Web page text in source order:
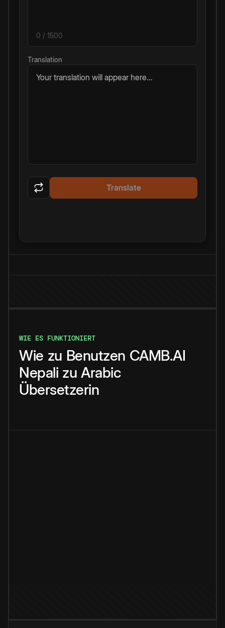
0 / 1500
Translation
Your translation will appear here...
Translate
WIE ES FUNKTIONIERT
Wie zu Benutzen CAMB.AI
Nepali zu Arabic
Übersetzerin